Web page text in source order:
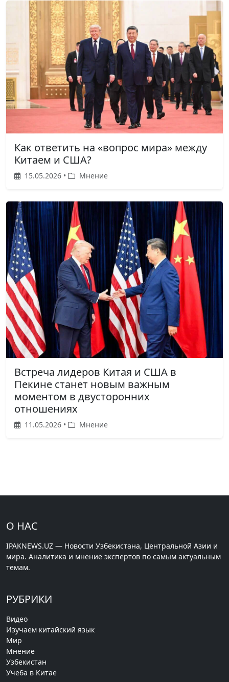
Как ответить на «вопрос мира» между
Китаем и США?
15.05.2026 • Мнение
Встреча лидеров Китая и США в
Пекине станет новым важным
моментом в двусторонних
отношениях
11.05.2026 • Мнение
О НАС
IPAKNEWS.UZ — Новости Узбекистана, Центральной Азии и
мира. Аналитика и мнение экспертов по самым актуальным
темам.
РУБРИКИ
Видео
Изучаем китайский язык
Мир
Мнение
Узбекистан
Учеба в Китае